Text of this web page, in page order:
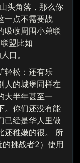
头角落，那么你
一点不需要战
吸收周围小弟联
盟比如
口。
轻松：还有乐
人的城堡同样在
大半年甚至一
。你们还没有能
已经是华人里做
还稚嫩的很。 所
的挑战者2）使用